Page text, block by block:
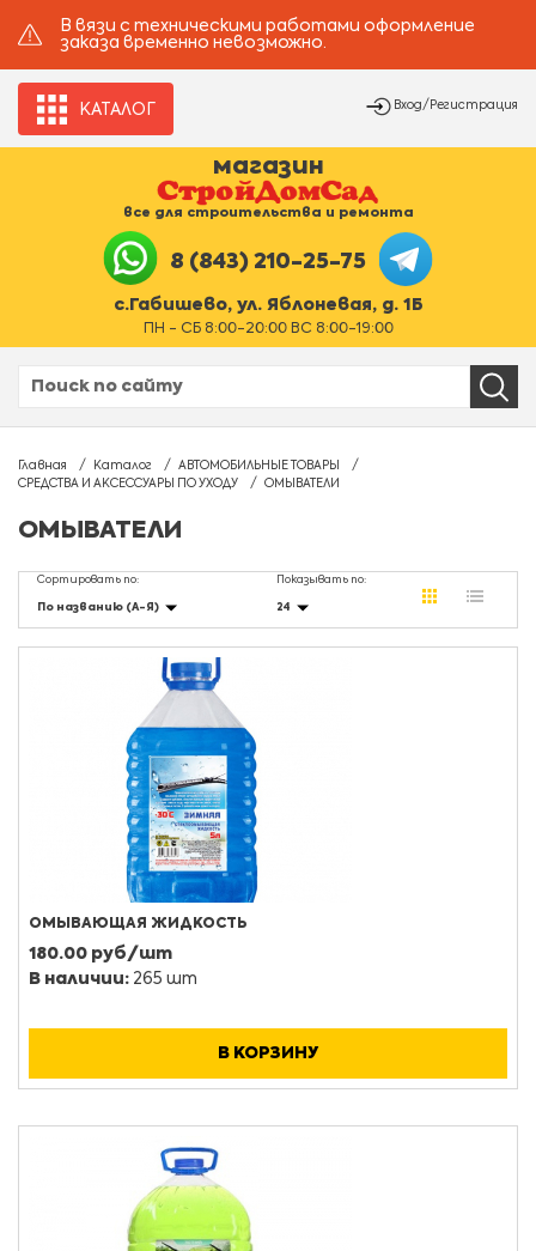
В вязи с техническими работами оформление
заказа временно невозможно.
КАТАЛОГ Вход/Регистрация
магазин
все для строительства и ремонта
8 (843) 210-25-75
с.Габишево, ул. Яблоневая, д. 1Б
ПН - СБ 8:00-20:00 ВС 8:00-19:00
Главная Каталог
АВТОМОБИЛЬНЫЕ ТОВАРЫ
СРЕДСТВА И АКСЕССУАРЫ ПО УХОДУ
ОМЫВАТЕЛИ
ОМЫВАТЕЛИ
Сортировать по:
По названию (А-Я)
Показывать по:
24
ОМЫВАЮЩАЯ ЖИДКОСТЬ
180.00 руб/шт
В наличии: 265 шт
В КОРЗИНУ